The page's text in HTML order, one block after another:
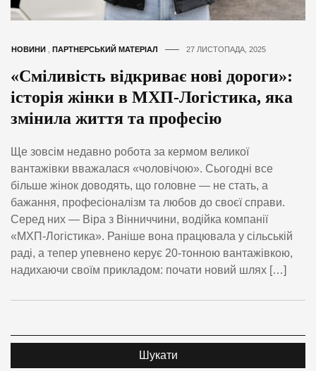
НОВИНИ ПАРТНЕРСЬКИЙ МАТЕРІАЛ 27 ЛИСТОПАДА, 2025
«Сміливість відкриває нові дороги»:
історія жінки в МХП-Логістика, яка
змінила життя та професію
Ще зовсім недавно робота за кермом великої
вантажівки вважалася «чоловічою». Сьогодні все
більше жінок доводять, що головне — не стать, а
бажання, професіоналізм та любов до своєї справи.
Серед них — Віра з Вінниччини, водійка компанії
«МХП-Логістика». Раніше вона працювала у сільській
раді, а тепер упевнено керує 20-тонною вантажівкою,
надихаючи своїм прикладом: почати новий шлях […]